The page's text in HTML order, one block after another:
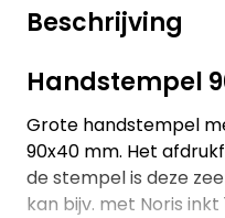
Beschrijving
Handstempel
Grote handstempel
90x40 mm. Het
de stempel is deze
kan bijv. met Noris inkt